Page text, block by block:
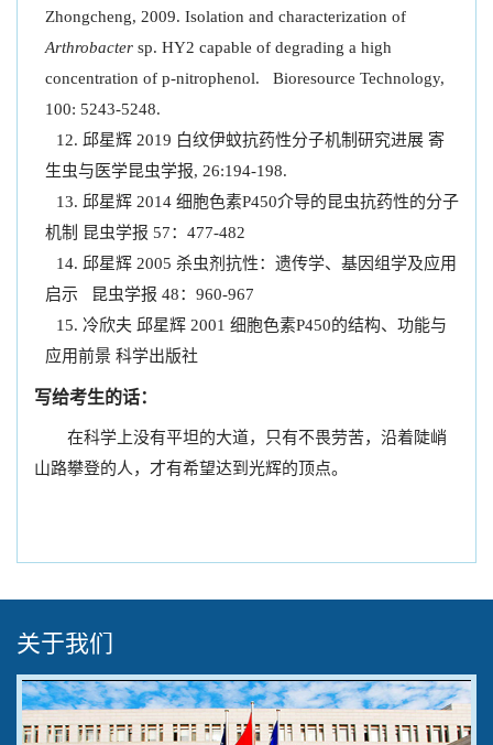
Zhongcheng, 2009. Isolation and characterization of
Arthrobacter sp. HY2 capable of degrading a high
concentration of p-nitrophenol. Bioresource Technology,
100: 5243-5248.
邱星辉 2019 白纹伊蚊抗药性分子机制研究进展 寄
生虫与医学昆虫学报, 26:194-198.
邱星辉 2014 细胞色素P450介导的昆虫抗药性的分子
机制 昆虫学报 57：477-482
邱星辉 2005 杀虫剂抗性：遗传学、基因组学及应用
启示 昆虫学报 48：960-967
冷欣夫 邱星辉 2001 细胞色素P450的结构、功能与
应用前景 科学出版社
写给考生的话：
在科学上没有平坦的大道，只有不畏劳苦，沿着陡峭
山路攀登的人，才有希望达到光辉的顶点。
关于我们